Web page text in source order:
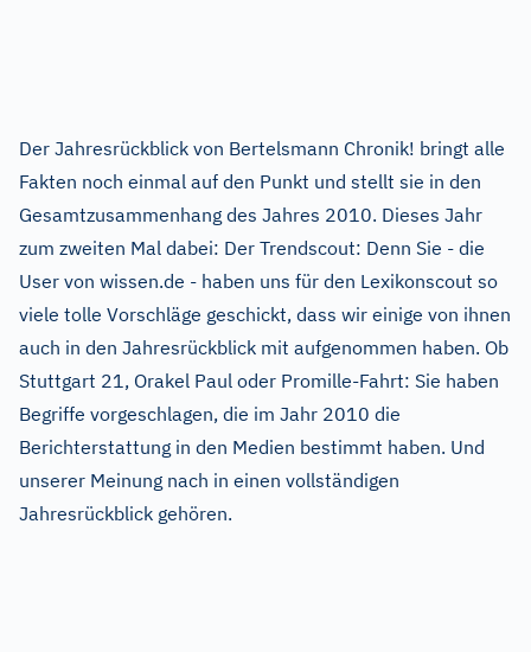
Der Jahresrückblick von Bertelsmann Chronik! bringt alle
Fakten noch einmal auf den Punkt und stellt sie in den
Gesamtzusammenhang des Jahres 2010. Dieses Jahr
zum zweiten Mal dabei: Der Trendscout: Denn Sie - die
User von wissen.de - haben uns für den Lexikonscout so
viele tolle Vorschläge geschickt, dass wir einige von ihnen
auch in den Jahresrückblick mit aufgenommen haben. Ob
Stuttgart 21, Orakel Paul oder Promille-Fahrt: Sie haben
Begriffe vorgeschlagen, die im Jahr 2010 die
Berichterstattung in den Medien bestimmt haben. Und
unserer Meinung nach in einen vollständigen
Jahresrückblick gehören.